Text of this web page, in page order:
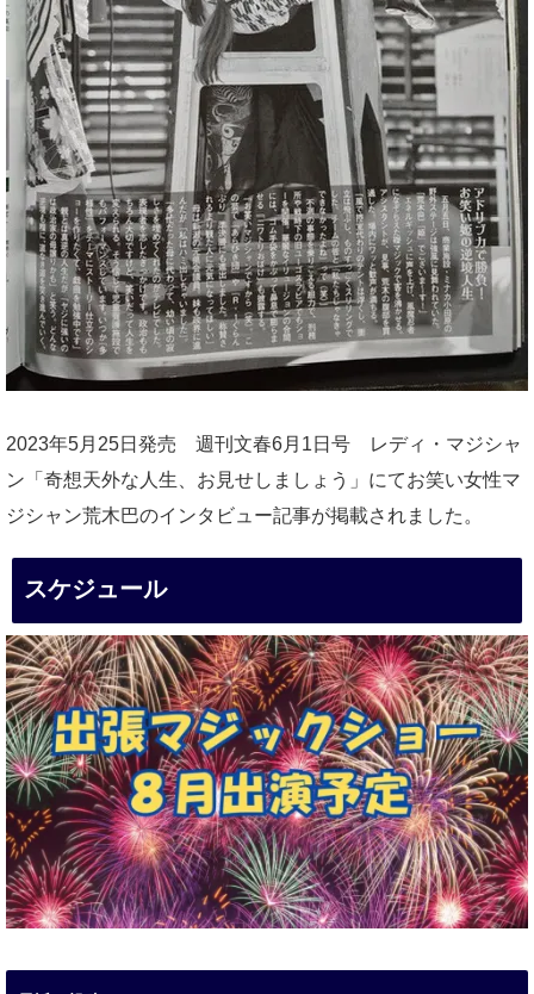
2023年5月25日発売 週刊文春6月1日号 レディ・マジシャ
ン「奇想天外な人生、お見せしましょう」にてお笑い女性マ
ジシャン荒木巴のインタビュー記事が掲載されました。
スケジュール